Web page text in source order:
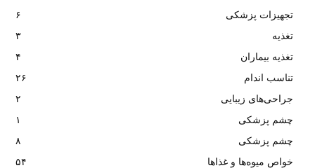
تجهیزات پزشکی
۶
تغذیه
۳
تغذیه بیماران
۴
تناسب اندام
۲۶
جراحی‌های زیبایی
۲
چشم پزشکی
۱
چشم پزشکی
۸
خواص میوه‌ها و غذاها
۵۴